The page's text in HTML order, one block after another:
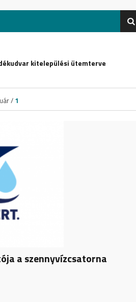
kitelepülési ütemterve
/ 1
a szennyvízcsatorna